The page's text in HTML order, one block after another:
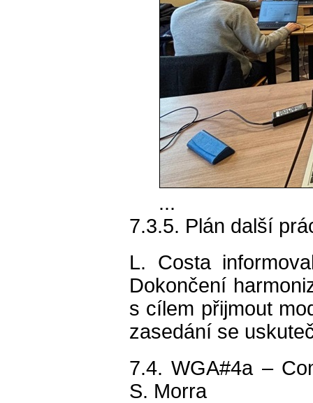
...
7.3.5. Plán další
L. Costa
Dokončení
s cílem přijmout
zasedání se
7.4. WGA#4a –
S. Morra